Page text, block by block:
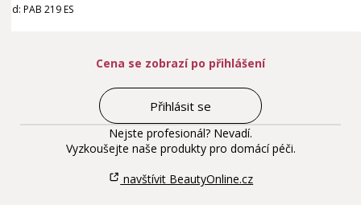
Kód: PAB 219 ES
Cena se zobrazí po přihlášení
Přihlásit se
Nejste profesionál? Nevadí.
Vyzkoušejte naše produkty pro domácí péči.
navštívit BeautyOnline.cz